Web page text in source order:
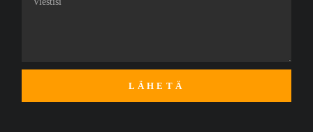
LÄHETÄ